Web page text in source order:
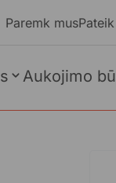
Paremk mus
Aukojimo